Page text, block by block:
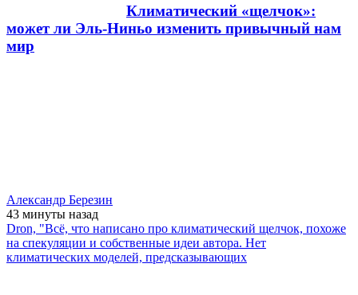
Климатический «щелчок»:
может ли Эль-Ниньо изменить привычный нам
мир
Александр Березин
43 минуты назад
Dron, "Всё, что написано про климатический щелчок, похоже
на спекуляции и собственные идеи автора. Нет
климатических моделей, предсказывающих